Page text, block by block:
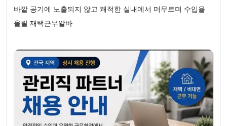
바깥 공기에 노출되지 않고 쾌적한 실내에서 머무르며 수입을
올릴 재택근무알바